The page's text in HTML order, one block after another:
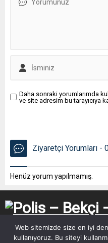
Daha sonraki yorumlarımda
ve site adresim bu tarayıcıya
Ziyaretçi Yorumları -
Henüz yorum yapılmamış.
Web sitemizde size en iyi
kullanıyoruz. Bu siteyi